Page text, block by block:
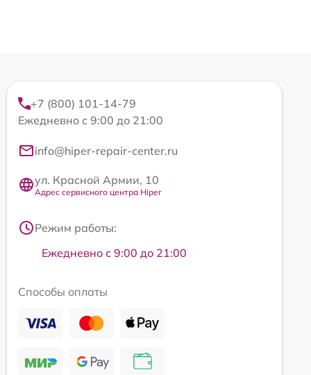
+7 (800) 101-14-79
Ежедневно с 9:00 до 21:00
info@hiper-repair-center.ru
ул. Красной Армии, 10
Адрес сервисного центра Hiper
Режим работы:
Ежедневно с 9:00 до 21:00
Способы оплаты